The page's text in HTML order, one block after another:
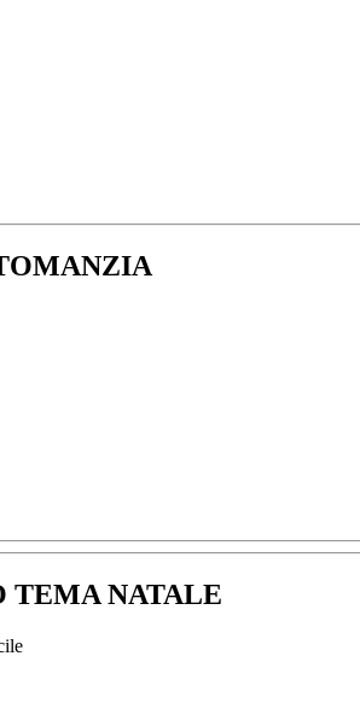
TEMA NATALE